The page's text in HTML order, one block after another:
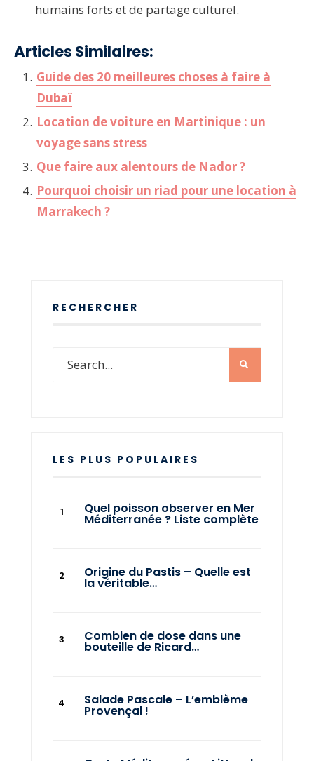
humains forts et de partage culturel.
Articles Similaires:
Guide des 20 meilleures choses à faire à
Dubaï
Location de voiture en Martinique : un
voyage sans stress
Que faire aux alentours de Nador ?
Pourquoi choisir un riad pour une location à
Marrakech ?
RECHERCHER
LES PLUS POPULAIRES
Quel poisson observer en Mer
Méditerranée ? Liste complète
Origine du Pastis – Quelle est
la véritable…
Combien de dose dans une
bouteille de Ricard…
Salade Pascale – L’emblème
Provençal !